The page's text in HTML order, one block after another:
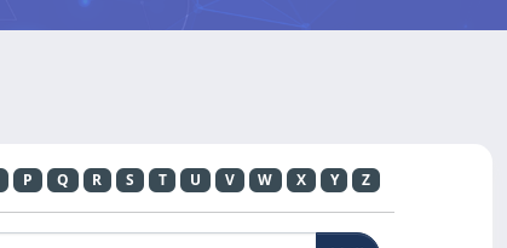
P Q R S T U V W X Y Z